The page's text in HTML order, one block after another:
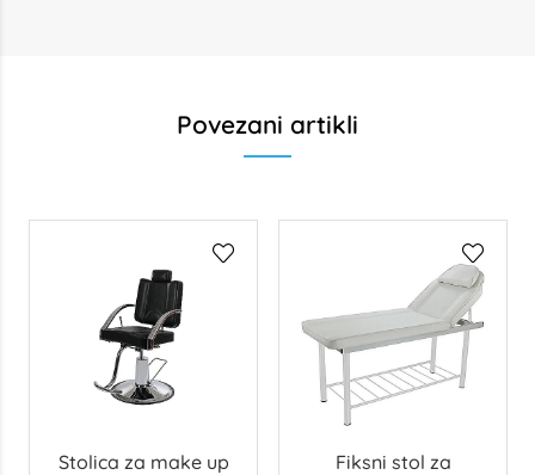
Povezani artikli
Stolica za make up
Fiksni stol za